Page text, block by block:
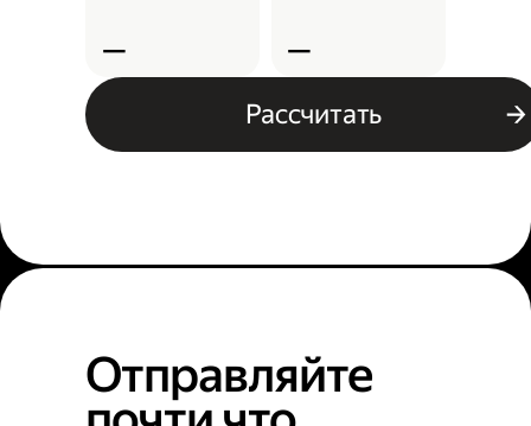
— —
Рассчитать
Отправляйте